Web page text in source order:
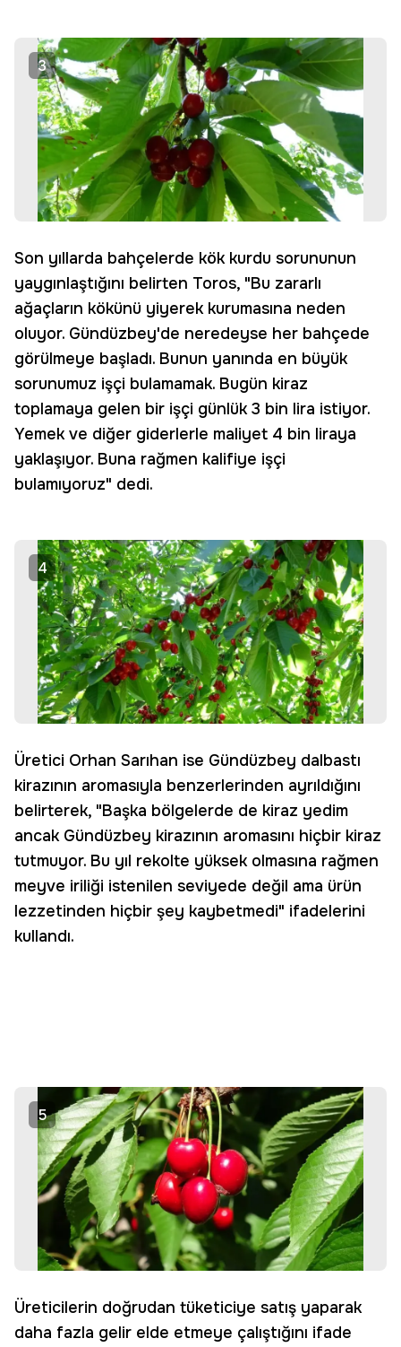
3
Son yıllarda bahçelerde kök kurdu sorununun
yaygınlaştığını belirten Toros, "Bu zararlı
ağaçların kökünü yiyerek kurumasına neden
oluyor. Gündüzbey'de neredeyse her bahçede
görülmeye başladı. Bunun yanında en büyük
sorunumuz işçi bulamamak. Bugün kiraz
toplamaya gelen bir işçi günlük 3 bin lira istiyor.
Yemek ve diğer giderlerle maliyet 4 bin liraya
yaklaşıyor. Buna rağmen kalifiye işçi
bulamıyoruz" dedi.
4
Üretici Orhan Sarıhan ise Gündüzbey dalbastı
kirazının aromasıyla benzerlerinden ayrıldığını
belirterek, "Başka bölgelerde de kiraz yedim
ancak Gündüzbey kirazının aromasını hiçbir kiraz
tutmuyor. Bu yıl rekolte yüksek olmasına rağmen
meyve iriliği istenilen seviyede değil ama ürün
lezzetinden hiçbir şey kaybetmedi" ifadelerini
kullandı.
5
Üreticilerin doğrudan tüketiciye satış yaparak
daha fazla gelir elde etmeye çalıştığını ifade